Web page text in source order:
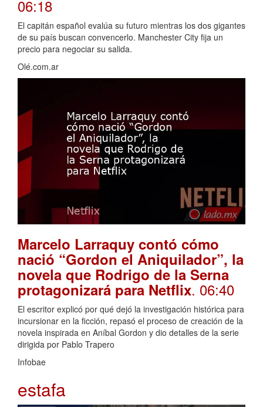
06:18
El capitán español evalúa su futuro mientras los dos gigantes
de su país buscan convencerlo. Manchester City fija un
precio para negociar su salida.
Olé.com.ar
Marcelo Larraquy contó cómo
nació “Gordon el Aniquilador”, la
novela que Rodrigo de la Serna
protagonizará para Netflix. 06:40
El escritor explicó por qué dejó la investigación histórica para
incursionar en la ficción, repasó el proceso de creación de la
novela inspirada en Aníbal Gordon y dio detalles de la serie
dirigida por Pablo Trapero
Infobae
estafa